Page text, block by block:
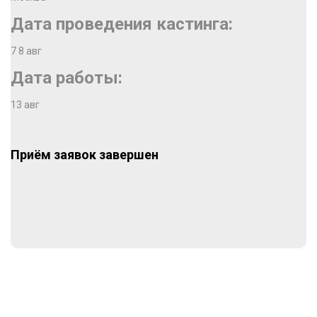
Дата проведения кастинга:
7 8 авг
Дата работы:
13 авг
Приём заявок завершен